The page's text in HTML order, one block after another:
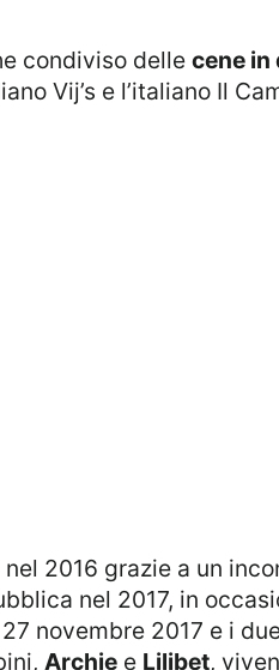
condiviso delle cene in
Vij’s e l’italiano Il
nel 2017, in
novembre 2017 e i
Archiee Lilibet,